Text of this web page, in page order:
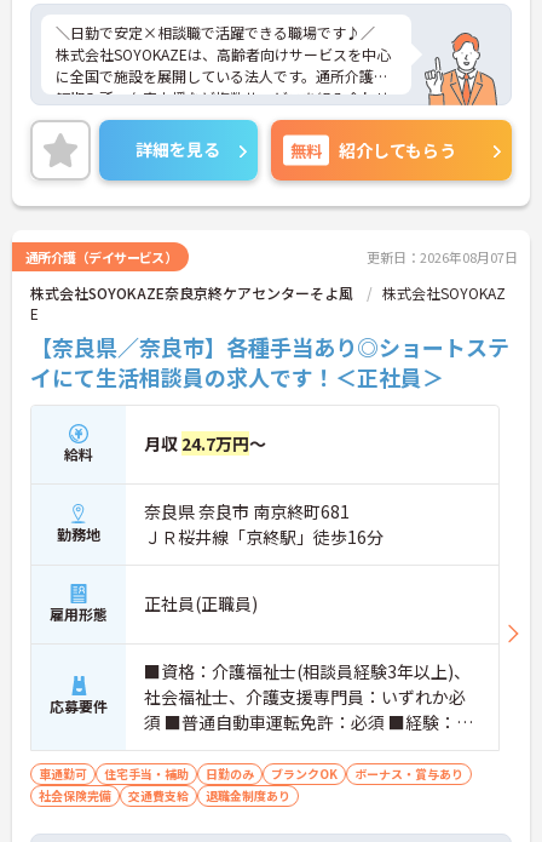
■ 安定基盤×地域密着の安心環境♪
長く働きやすい法人です。
・全国規模の施設ネットワークを展開
・地域に根ざした支援体制を大切にしている
・在宅生活を支える役割を担えるポジション
→ 安定性とやりがいを両立できます
＼日勤で安定×相談職で活躍できる職場です♪／
株式会社SOYOKAZEは、高齢者向けサービスを中心
に全国で施設を展開している法人です。通所介護や
短期入所、在宅支援など複数サービスを組み合わせ
た体制を敷いており、地域のニーズに応じた支援を
行っています。医療機関や地域包括支援センターと
の連携も日常的で、利用者様の生活を多方面から支
える環境です。多職種が連携しながら相談から支援
まで一体的に対応しており、地域福祉を支えるやり
■ 日勤のみで無理なく働けます♪
・「8:30～17:30の日勤固定」で安定した勤務
・「残業月10時間以内」で無理なく働ける
・プライベート時間も大切にできる環境
→ 長く続けやすい働き方が叶います
■ 相談職＋現場連携でやりがい実感！
幅広い業務に関われるポジションです。
・相談業務を中心に契約や調整業務も対応
・医療機関や地域との連携機会多数
■ 成長できる研修で安心スタート♪
経験に応じて学べる環境が整っています。
・入職後の基礎研修から段階的に学べる
・継続的な教育体制が整っている
・管理職やケアマネへのキャリア展開も可能
→ 将来を見据えて働ける環境です
■ 安定基盤×地域密着の安心環境♪
詳細を見る 無料 紹介してもらう
通所介護（デイサービス） 更新日：2026年08月07日
株式会社SOYOKAZE奈良京終ケアセンターそよ風
株式会社SOYOKAZ
E
【奈良県／奈良市】各種手当あり◎ショートステ
イにて生活相談員の求人です！＜正社員＞
給料 月収 24.7万円～
勤務地
奈良県 奈良市 南京終町681
ＪＲ桜井線「京終駅」徒歩16分
雇用形態 正社員(正職員)
応募要件
■資格：介護福祉士(相談員経験3年以上)、
社会福祉士、介護支援専門員：いずれか必
須 ■普通自動車運転免許：必須 ■経験：必
須
車通勤可 住宅手当・補助 日勤のみ ブランクOK
ボーナス・賞与あり
社会保険完備
交通費支給 退職金制度あり